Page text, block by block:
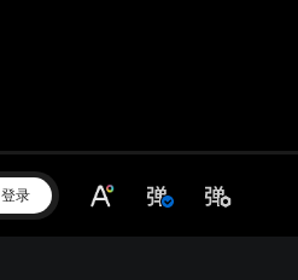
登录